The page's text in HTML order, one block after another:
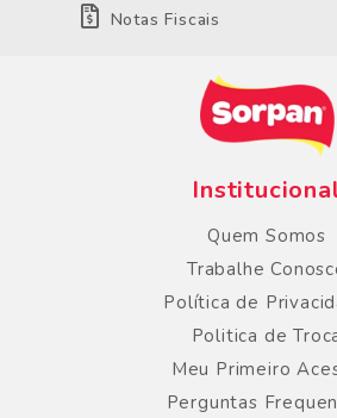
Notas Fiscais
Quem Somos
Trabalhe
Política de
Politica de
Meu Primeiro
Perguntas